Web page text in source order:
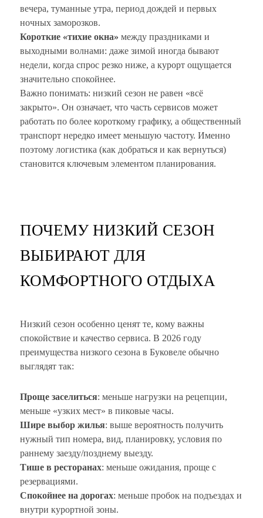
вечера, туманные утра, период дождей и первых
ночных заморозков.
Короткие «тихие окна» между праздниками и
выходными волнами: даже зимой иногда бывают
недели, когда спрос резко ниже, а курорт ощущается
значительно спокойнее.
Важно понимать: низкий сезон не равен «всё
закрыто». Он означает, что часть сервисов может
работать по более короткому графику, а общественный
транспорт нередко имеет меньшую частоту. Именно
поэтому логистика (как добраться и как вернуться)
становится ключевым элементом планирования.
ПОЧЕМУ НИЗКИЙ СЕЗОН
ВЫБИРАЮТ ДЛЯ
КОМФОРТНОГО ОТДЫХА
Низкий сезон особенно ценят те, кому важны
спокойствие и качество сервиса. В 2026 году
преимущества низкого сезона в Буковеле обычно
выглядят так:
Проще заселиться: меньше нагрузки на рецепции,
меньше «узких мест» в пиковые часы.
Шире выбор жилья: выше вероятность получить
нужный тип номера, вид, планировку, условия по
раннему заезду/позднему выезду.
Тише в ресторанах: меньше ожидания, проще с
резервациями.
Спокойнее на дорогах: меньше пробок на подъездах и
внутри курортной зоны.